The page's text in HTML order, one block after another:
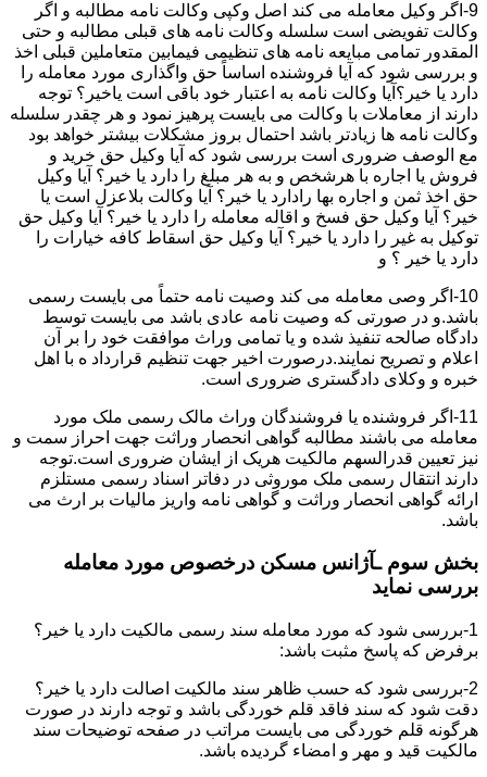
9-اگر وکیل معامله می کند اصل وکپی وکالت نامه مطالبه و اگر
وکالت تفویضی است سلسله وکالت نامه های قبلی مطالبه و حتی
المقدور تمامی مبایعه نامه های تنظیمی فیمابین متعاملین قبلی اخذ
و بررسی شود که آیا فروشنده اساساً حق واگذاری مورد معامله را
دارد یا خیر؟آیا وکالت نامه به اعتبار خود باقی است یاخیر؟ توجه
دارند از معاملات با وکالت می بایست پرهیز نمود و هر چقدر سلسله
وکالت نامه ها زیادتر باشد احتمال بروز مشکلات بیشتر خواهد بود
مع الوصف ضروری است بررسی شود که آیا وکیل حق خرید و
فروش یا اجاره با هرشخص و به هر مبلغ را دارد یا خیر؟ آیا وکیل
حق اخذ ثمن و اجاره بها رادارد یا خیر؟ آیا وکالت بلاعزل است یا
خیر؟ آیا وکیل حق فسخ و اقاله معامله را دارد یا خیر؟ آیا وکیل حق
توکیل به غیر را دارد یا خیر؟ آیا وکیل حق اسقاط کافه خیارات را
دارد یا خیر ؟ و
10-اگر وصی معامله می کند وصیت نامه حتماً می بایست رسمی
باشد.و در صورتی که وصیت نامه عادی باشد می بایست توسط
دادگاه صالحه تنفیذ شده و یا تمامی وراث موافقت خود را بر آن
اعلام و تصریح نمایند.درصورت اخیر جهت تنظیم قرارداد ه با اهل
خبره و وکلای دادگستری ضروری است.
11-اگر فروشنده یا فروشندگان وراث مالک رسمی ملک مورد
معامله می باشند مطالبه گواهی انحصار وراثت جهت احراز سمت و
نیز تعیین قدرالسهم مالکیت هریک از ایشان ضروری است.توجه
دارند انتقال رسمی ملک موروثی در دفاتر اسناد رسمی مستلزم
ارائه گواهی انحصار وراثت و گواهی نامه واریز مالیات بر ارث می
باشد.
بخش سوم ـآژانس مسکن درخصوص مورد معامله
بررسی نماید
1-بررسی شود که مورد معامله سند رسمی مالکیت دارد یا خیر؟
برفرض که پاسخ مثبت باشد:
2-بررسی شود که حسب ظاهر سند مالکیت اصالت دارد یا خیر؟
دقت شود که سند فاقد قلم خوردگی باشد و توجه دارند در صورت
هرگونه قلم خوردگی می بایست مراتب در صفحه توضیحات سند
مالکیت قید و مهر و امضاء گردیده باشد.